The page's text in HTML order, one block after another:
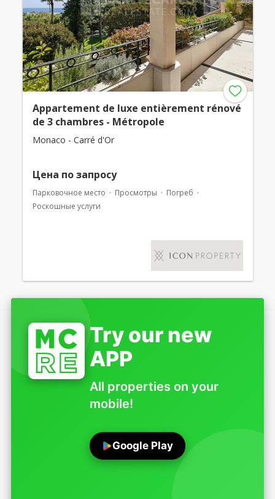
Appartement de luxe entièrement rénové
de 3 chambres - Métropole
Monaco - Carré d'Or
Цена по запросу
Парковочное место Просмотры
Погреб
Роскошные услуги
Try our new
APP
All properties on your
mobile!
Google Play